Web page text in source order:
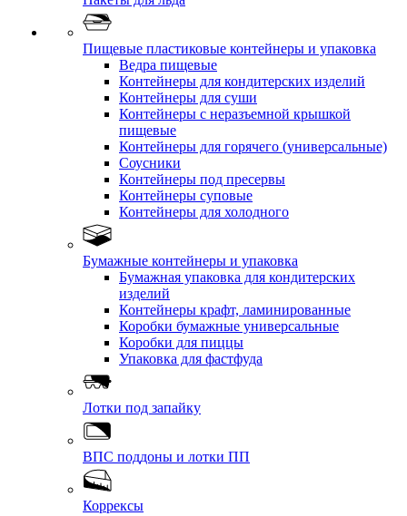
Пищевые пластиковые контейнеры и упаковка
Ведра пищевые
Контейнеры для кондитерских изделий
Контейнеры для суши
Контейнеры с неразъемной крышкой
пищевые
Контейнеры для горячего (универсальные)
Соусники
Контейнеры под пресервы
Контейнеры суповые
Контейнеры для холодного
Бумажные контейнеры и упаковка
Бумажная упаковка для кондитерских
изделий
Контейнеры крафт, ламинированные
Коробки бумажные универсальные
Коробки для пиццы
Упаковка для фастфуда
Лотки под запайку
ВПС поддоны и лотки ПП
Коррексы